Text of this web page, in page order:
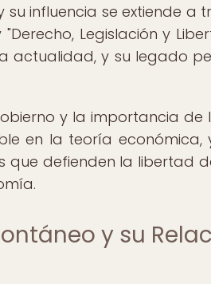
influencia se extiende a
Legislación y
actualidad, y su legado
y la importancia de
en la teoría económica,
que defienden la libertad
y su